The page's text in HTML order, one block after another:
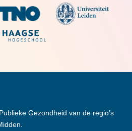
Gezondheid van de regio’s